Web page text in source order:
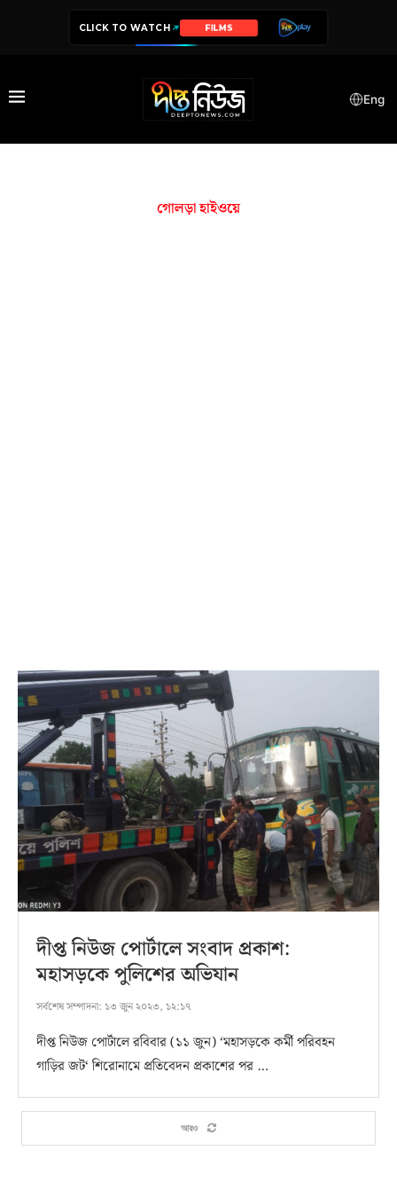
CLICK TO WATCH FILMS
Eng
গোলড়া হাইওয়ে
দীপ্ত নিউজ পোর্টালে সংবাদ প্রকাশ:
মহাসড়কে পুলিশের অভিযান
সর্বশেষ সম্পাদনা: ১৩ জুন ২০২৩, ১২:১৭
দীপ্ত নিউজ পোর্টালে রবিবার (১১ জুন) ‘মহাসড়কে কর্মী পরিবহন
গাড়ির জট‘ শিরোনামে প্রতিবেদন প্রকাশের পর …
আরও